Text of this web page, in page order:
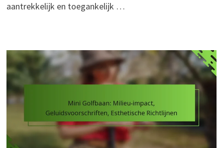
aantrekkelijk en toegankelijk …